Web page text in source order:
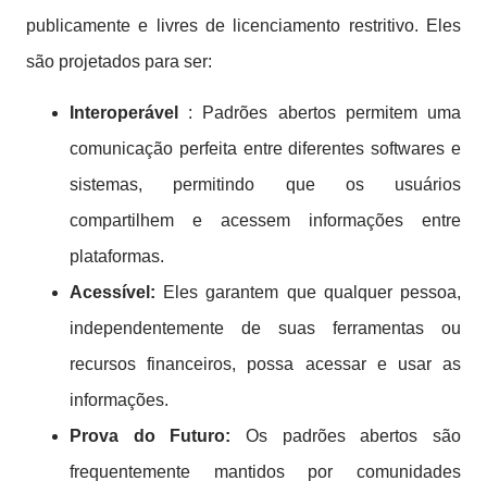
publicamente e livres de licenciamento restritivo. Eles
são projetados para ser:
Interoperável
: Padrões abertos permitem uma
comunicação perfeita entre diferentes softwares e
sistemas, permitindo que os usuários
compartilhem e acessem informações entre
plataformas.
Acessível: Eles garantem que qualquer pessoa,
independentemente de suas ferramentas ou
recursos financeiros, possa acessar e usar as
informações.
Prova do Futuro: Os padrões abertos são
frequentemente mantidos por comunidades